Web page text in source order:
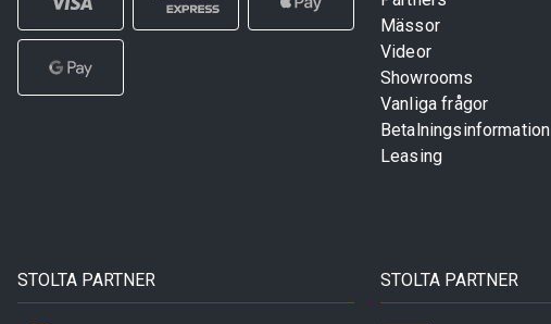
Mässor
Videor
Showrooms
Vanliga frågor
Betalningsinformation
Leasing
STOLTA PARTNER STOLTA PARTNER